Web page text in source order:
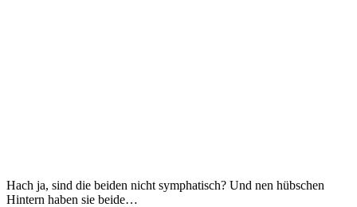
Hach ja, sind die beiden nicht symphatisch? Und nen hübschen
Hintern haben sie beide…